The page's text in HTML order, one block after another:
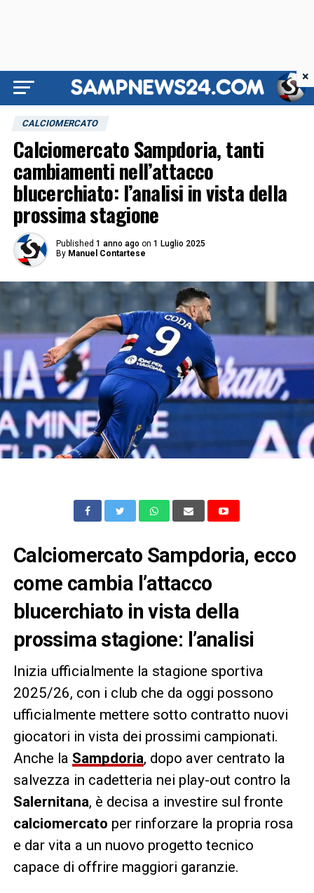
CALCIOMERCATO
Calciomercato Sampdoria, tanti
cambiamenti nell’attacco
blucerchiato: l’analisi in vista della
prossima stagione
Published 1 anno ago on 1 Luglio 2025
By Manuel Contartese
Calciomercato Sampdoria, ecco
come cambia l’attacco
blucerchiato in vista della
prossima stagione: l’analisi
Inizia ufficialmente la stagione sportiva
2025/26, con i club che da oggi possono
ufficialmente mettere sotto contratto nuovi
giocatori in vista dei prossimi campionati.
Anche la Sampdoria, dopo aver centrato la
salvezza in cadetteria nei play-out contro la
Salernitana, è decisa a investire sul fronte
calciomercato per rinforzare la propria rosa
e dar vita a un nuovo progetto tecnico
capace di offrire maggiori garanzie.
×